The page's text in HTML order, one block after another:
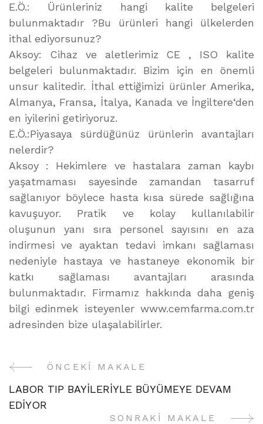
E.Ö.: Ürünleriniz hangi kalite belgeleri
bulunmaktadır ?Bu ürünleri hangi ülkelerden
ithal ediyorsunuz?
Aksoy: Cihaz ve aletlerimiz CE , ISO kalite
belgeleri bulunmaktadır. Bizim için en önemli
unsur kalitedir. İthal ettiğimizi ürünler Amerika,
Almanya, Fransa, İtalya, Kanada ve İngiltere‘den
en iyilerini getiriyoruz.
E.Ö.:Piyasaya sürdüğünüz ürünlerin avantajları
nelerdir?
Aksoy : Hekimlere ve hastalara zaman kaybı
yaşatmaması sayesinde zamandan tasarruf
sağlanıyor böylece hasta kısa sürede sağlığına
kavuşuyor. Pratik ve kolay kullanılabilir
oluşunun yanı sıra personel sayısını en aza
indirmesi ve ayaktan tedavi imkanı sağlaması
nedeniyle hastaya ve hastaneye ekonomik bir
katkı sağlaması avantajları arasında
bulunmaktadır. Firmamız hakkında daha geniş
bilgi edinmek isteyenler www.cemfarma.com.tr
adresinden bize ulaşalabilirler.
Yazı
Gezinme
ÖNCEKI MAKALE
LABOR TIP BAYİLERİYLE BÜYÜMEYE DEVAM
EDİYOR
SONRAKI MAKALE